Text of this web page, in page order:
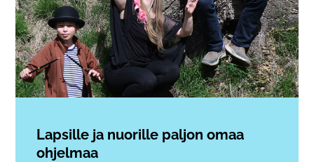
Lapsille ja nuorille paljon omaa
ohjelmaa